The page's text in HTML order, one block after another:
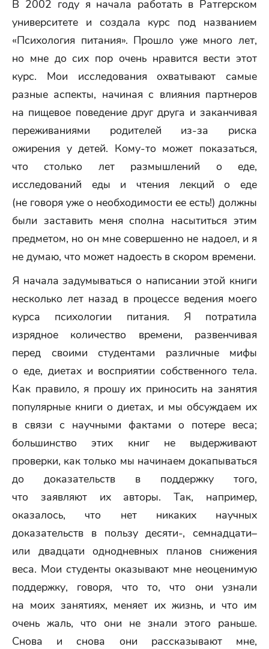
В 2002 году я начала работать в Ратгерском
университете и создала курс под названием
«Психология питания». Прошло уже много лет,
но мне до сих пор очень нравится вести этот
курс. Мои исследования охватывают самые
разные аспекты, начиная c влияния партнеров
на пищевое поведение друг друга и заканчивая
переживаниями родителей из-за риска
ожирения у детей. Кому-то может показаться,
что столько лет размышлений о еде,
исследований еды и чтения лекций о еде
(не говоря уже о необходимости ее есть!) должны
были заставить меня сполна насытиться этим
предметом, но он мне совершенно не надоел, и я
не думаю, что может надоесть в скором времени.
Я начала задумываться о написании этой книги
несколько лет назад в процессе ведения моего
курса психологии питания. Я потратила
изрядное количество времени, развенчивая
перед своими студентами различные мифы
о еде, диетах и восприятии собственного тела.
Как правило, я прошу их приносить на занятия
популярные книги о диетах, и мы обсуждаем их
в связи с научными фактами о потере веса;
большинство этих книг не выдерживают
проверки, как только мы начинаем докапываться
до доказательств в поддержку того,
что заявляют их авторы. Так, например,
оказалось, что нет никаких научных
доказательств в пользу десяти-, семнадцати–
или двадцати однодневных планов снижения
веса. Мои студенты оказывают мне неоценимую
поддержку, говоря, что то, что они узнали
на моих занятиях, меняет их жизнь, и что им
очень жаль, что они не знали этого раньше.
Снова и снова они рассказывают мне,